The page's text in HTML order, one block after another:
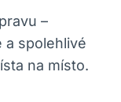
–
a spolehlivé
na místo.